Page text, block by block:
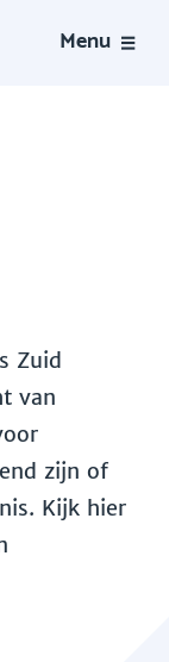
Menu
Zuid
van
zijn of
Kijk hier